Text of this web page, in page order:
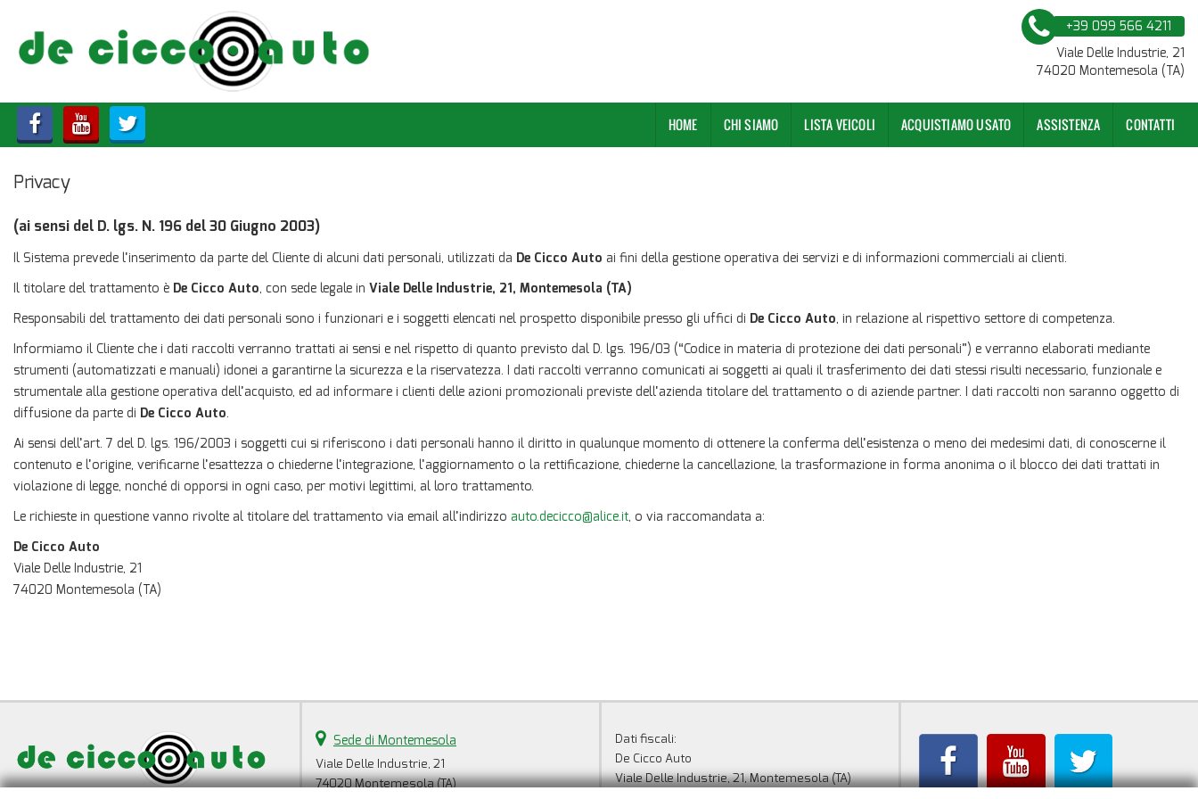
LISTA VEICOLI
ACQUISTIAMO USATO
ASSISTENZA
CONTATTI
+39 099 566 4211
Viale Delle Industrie, 21
74020 Montemesola (TA)
HOME CHI SIAMO LISTA VEICOLI ACQUISTIAMO USATO ASSISTENZA CONTATTI
Privacy
(ai sensi del D. lgs. N. 196 del 30 Giugno 2003)
Il Sistema prevede l’inserimento da parte del Cliente di alcuni dati personali, utilizzati da De Cicco Auto ai fini della gestione operativa dei servizi e di informazioni commerciali ai clienti.
Il titolare del trattamento è De Cicco Auto, con sede legale in Viale Delle Industrie, 21, Montemesola (TA)
Responsabili del trattamento dei dati personali sono i funzionari e i soggetti elencati nel prospetto disponibile presso gli uffici di De Cicco Auto, in relazione al rispettivo settore di competenza.
Informiamo il Cliente che i dati raccolti verranno trattati ai sensi e nel rispetto di quanto previsto dal D. lgs. 196/03 (“Codice in materia di protezione dei dati personali”) e verranno elaborati mediante
strumenti (automatizzati e manuali) idonei a garantirne la sicurezza e la riservatezza. I dati raccolti verranno comunicati ai soggetti ai quali il trasferimento dei dati stessi risulti necessario, funzionale e
strumentale alla gestione operativa dell’acquisto, ed ad informare i clienti delle azioni promozionali previste dell’azienda titolare del trattamento o di aziende partner. I dati raccolti non saranno oggetto di
diffusione da parte di De Cicco Auto.
Ai sensi dell’art. 7 del D. lgs. 196/2003 i soggetti cui si riferiscono i dati personali hanno il diritto in qualunque momento di ottenere la conferma dell’esistenza o meno dei medesimi dati, di conoscerne il
contenuto e l’origine, verificarne l’esattezza o chiederne l’integrazione, l’aggiornamento o la rettificazione, chiederne la cancellazione, la trasformazione in forma anonima o il blocco dei dati trattati in
violazione di legge, nonché di opporsi in ogni caso, per motivi legittimi, al loro trattamento.
Le richieste in questione vanno rivolte al titolare del trattamento via email all’indirizzo auto.decicco@alice.it, o via raccomandata a:
De Cicco Auto
Viale Delle Industrie, 21
74020 Montemesola (TA)
Sede di Montemesola
Viale Delle Industrie, 21
74020 Montemesola (TA)
Dati fiscali:
De Cicco Auto
Viale Delle Industrie, 21, Montemesola (TA)